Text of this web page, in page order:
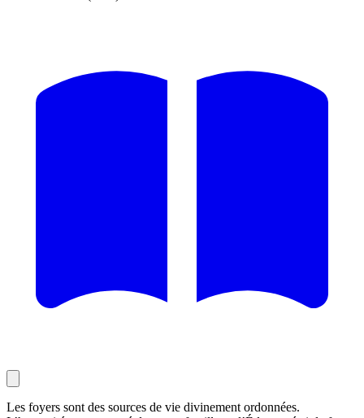
Les foyers sont des sources de vie divinement ordonnées.